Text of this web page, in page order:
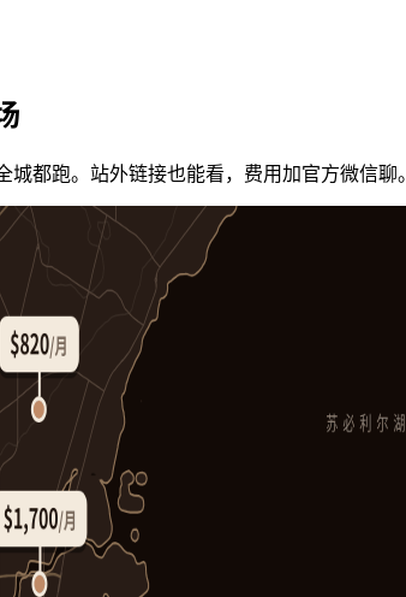
都跑。站外链接也能看，费用加官方微信聊。